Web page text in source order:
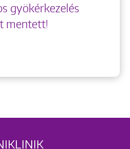
gyökérkezelés
mentett!